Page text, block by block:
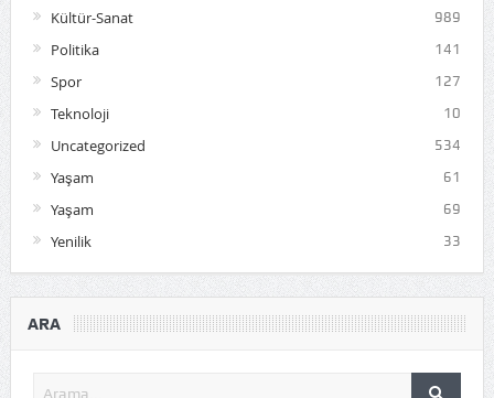
Kültür-Sanat 989
Politika 141
Spor 127
Teknoloji 10
Uncategorized 534
Yaşam 61
Yaşam 69
Yenilik 33
ARA